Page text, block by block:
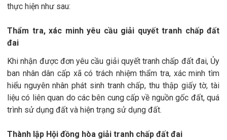
thực hiện như sau:
Thẩm tra, xác minh yêu cầu giải quyết tranh chấp đất
đai
Khi nhận được đơn yêu cầu giải quyết tranh chấp đất đai, Ủy
ban nhân dân cấp xã có trách nhiệm thẩm tra, xác minh tìm
hiểu nguyên nhân phát sinh tranh chấp, thu thập giấy tờ, tài
liệu có liên quan do các bên cung cấp về nguồn gốc đất, quá
trình sử dụng đất và hiện trạng sử dụng đất.
Thành lập Hội đồng hòa giải tranh chấp đất đai